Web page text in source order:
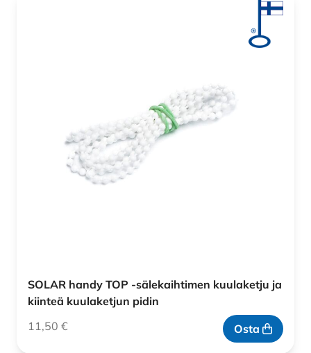
SOLAR handy TOP -sälekaihtimen kuulaketju ja
kiinteä kuulaketjun pidin
11,50 € Osta